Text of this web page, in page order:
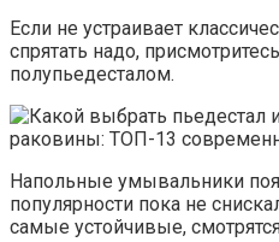
Если не устраивает
спрятать надо,
полупьедесталом.
Напольные умывальники
популярности пока не
самые устойчивые,